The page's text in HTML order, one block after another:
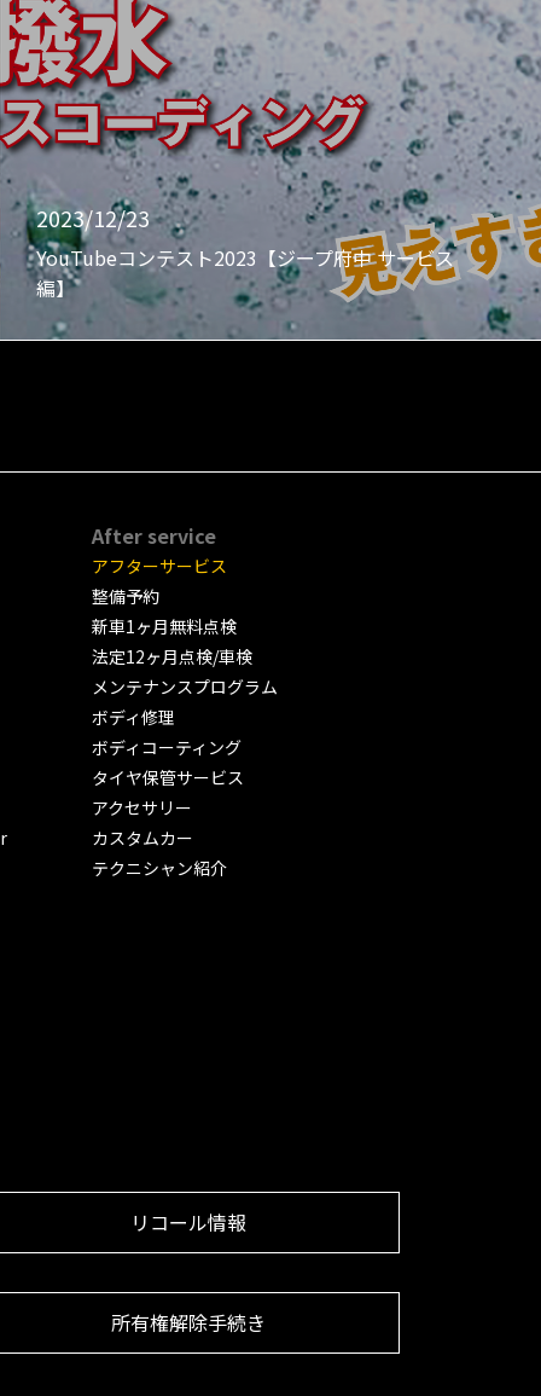
2023/12/23
YouTubeコンテスト2023【ジープ府中 サービス
編】
After service
アフターサービス
整備予約
新車1ヶ月無料点検
法定12ヶ月点検/車検
メンテナンスプログラム
ボディ修理
ボディコーティング
タイヤ保管サービス
アクセサリー
カスタムカー
テクニシャン紹介
リコール情報
所有権解除手続き